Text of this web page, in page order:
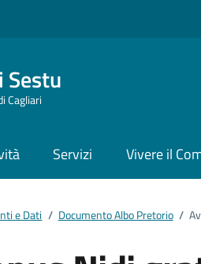
Sestu
Cagliari
Servizi Vivere il
e Dati / Documento Albo Pretorio /